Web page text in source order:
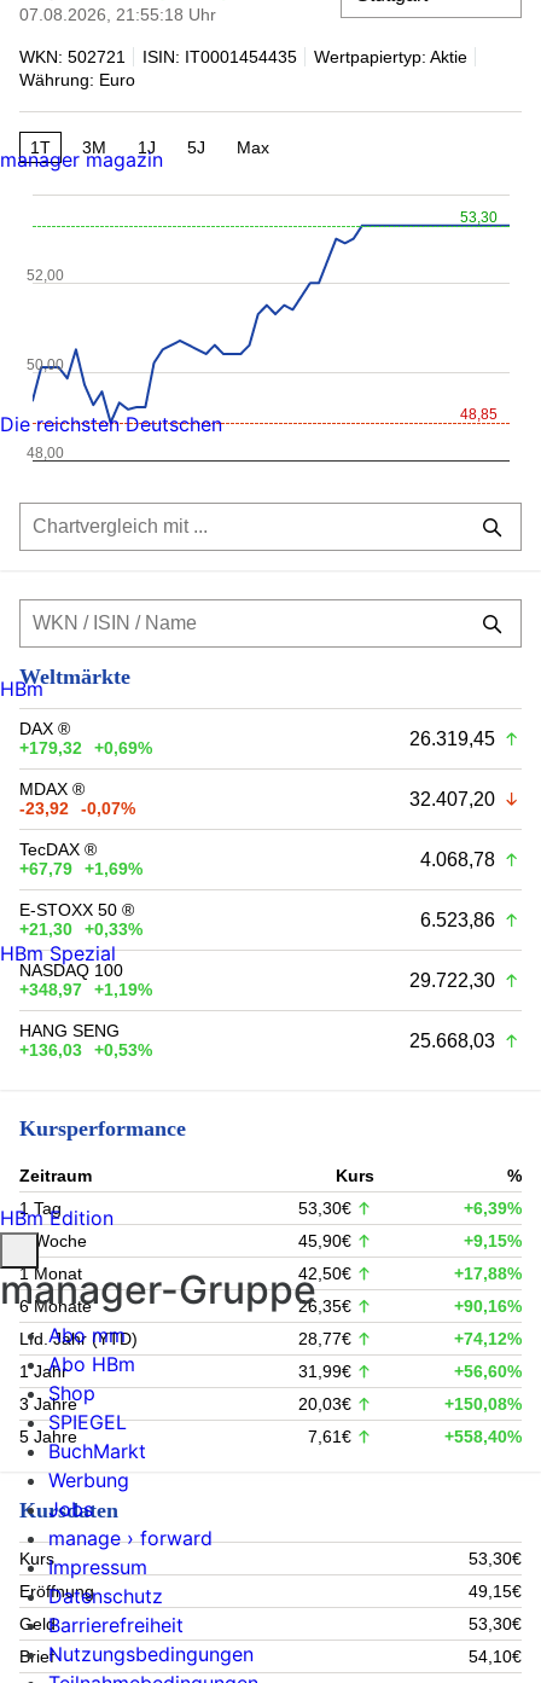
07.08.2026, 21:55:18 Uhr
WKN: 502721 ISIN: IT0001454435
Wertpapiertyp: Aktie
Währung: Euro
1T 3M 1J 5J Max
53,30
48,85
48,00
50,00
52,00
Weltmärkte
DAX ®
+179,32
+0,69% 26.319,45
MDAX ®
-23,92
-0,07% 32.407,20
TecDAX ®
+67,79
+1,69% 4.068,78
E-STOXX 50 ®
+21,30
+0,33% 6.523,86
NASDAQ 100
+348,97
+1,19% 29.722,30
HANG SENG
+136,03
+0,53% 25.668,03
Kursperformance
Zeitraum Kurs
%
1 Tag
53,30€
+6,39%
1 Woche
45,90€
+9,15%
1 Monat
42,50€
+17,88%
6 Monate
26,35€
+90,16%
Lfd. Jahr (YTD)
28,77€
+74,12%
1 Jahr
31,99€
+56,60%
3 Jahre
20,03€
+150,08%
5 Jahre
7,61€ +558,40%
Kursdaten
Kurs
53,30€
Eröffnung
49,15€
Geld
53,30€
Brief
54,10€
manager magazin
Die reichsten Deutschen
HBm
HBm Spezial
HBm Edition
manager-Gruppe
Abo mm
Abo HBm
Shop
SPIEGEL
BuchMarkt
Werbung
Jobs
manage › forward
Impressum
Datenschutz
Barrierefreiheit
Nutzungsbedingungen